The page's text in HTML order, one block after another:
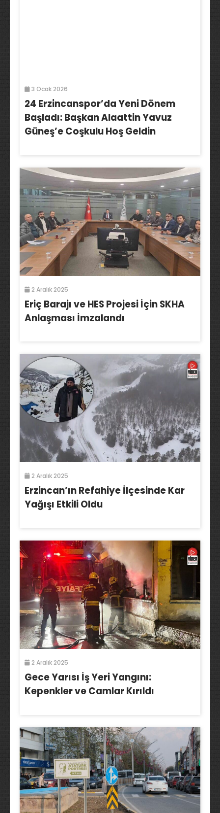
3 Ocak 2026
24 Erzincanspor’da Yeni Dönem
Başladı: Başkan Alaattin Yavuz
Güneş’e Coşkulu Hoş Geldin
2 Aralık 2025
Eriç Barajı ve HES Projesi İçin SKHA
Anlaşması İmzalandı
2 Aralık 2025
Erzincan’ın Refahiye İlçesinde Kar
Yağışı Etkili Oldu
2 Aralık 2025
Gece Yarısı İş Yeri Yangını:
Kepenkler ve Camlar Kırıldı